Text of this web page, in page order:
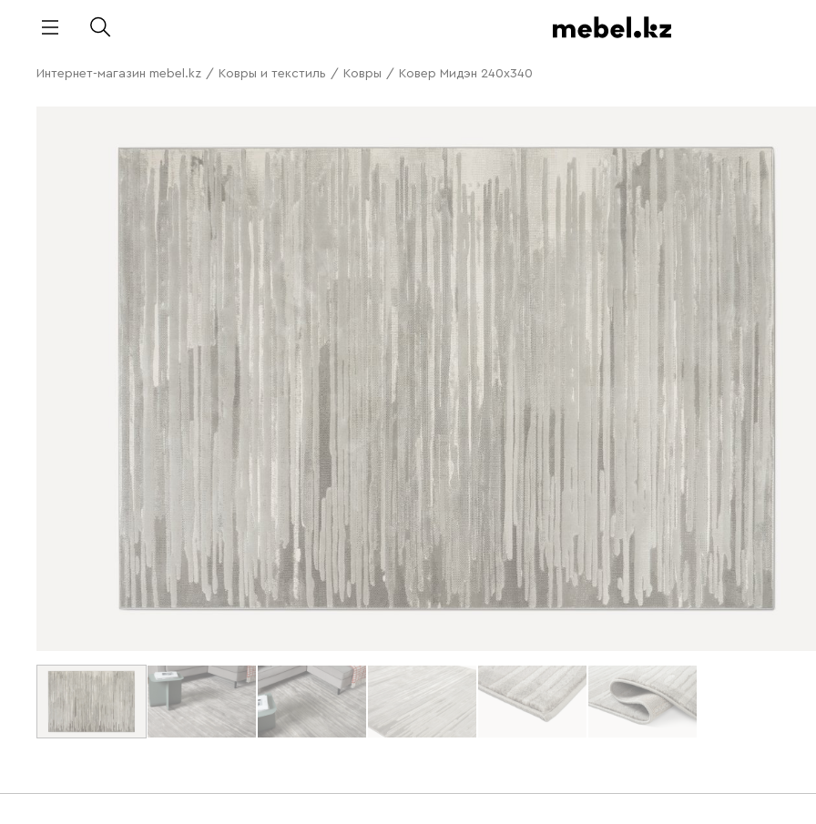
Интернет-магазин mebel.kz / Ковры и текстиль / Ковры / Ковер Мидэн 240x340